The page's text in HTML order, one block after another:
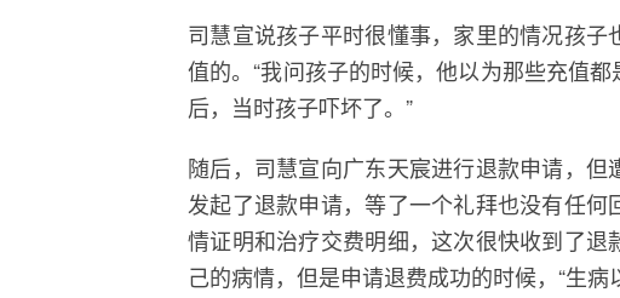
司慧宣说孩子平时很懂事，家里的情况孩
值的。“我问孩子的时候，他以为那些充值
后，当时孩子吓坏了。”
随后，司慧宣向广东天宸进行退款申请，
发起了退款申请，等了一个礼拜也没有任
情证明和治疗交费明细，这次很快收到了
己的病情，但是申请退费成功的时候，“生